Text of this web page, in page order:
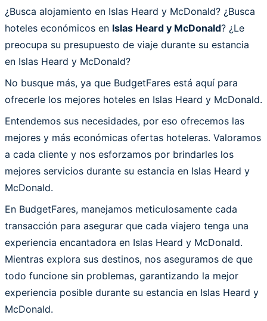
¿Busca alojamiento en Islas Heard y McDonald? ¿Busca
hoteles económicos en Islas Heard y McDonald? ¿Le
preocupa su presupuesto de viaje durante su estancia
en Islas Heard y McDonald?
No busque más, ya que BudgetFares está aquí para
ofrecerle los mejores hoteles en Islas Heard y McDonald.
Entendemos sus necesidades, por eso ofrecemos las
mejores y más económicas ofertas hoteleras. Valoramos
a cada cliente y nos esforzamos por brindarles los
mejores servicios durante su estancia en Islas Heard y
McDonald.
En BudgetFares, manejamos meticulosamente cada
transacción para asegurar que cada viajero tenga una
experiencia encantadora en Islas Heard y McDonald.
Mientras explora sus destinos, nos aseguramos de que
todo funcione sin problemas, garantizando la mejor
experiencia posible durante su estancia en Islas Heard y
McDonald.